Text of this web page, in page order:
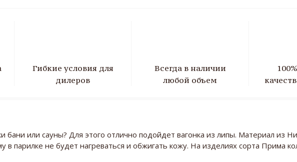
Гибкие условия для
дилеров
Всегда в наличии
любой объем
бани или сауны? Для этого отлично подойдет вагонка из липы. Материал из
в парилке не будет нагреваться и обжигать кожу. На изделиях сорта Прима